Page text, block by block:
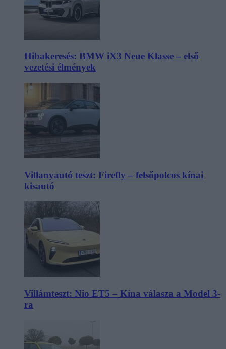
Hibakeresés: BMW iX3 Neue Klasse – első
vezetési élmények
Villanyautó teszt: Firefly – felsőpolcos kínai
kisautó
Villámteszt: Nio ET5 – Kína válasza a Model 3-
ra